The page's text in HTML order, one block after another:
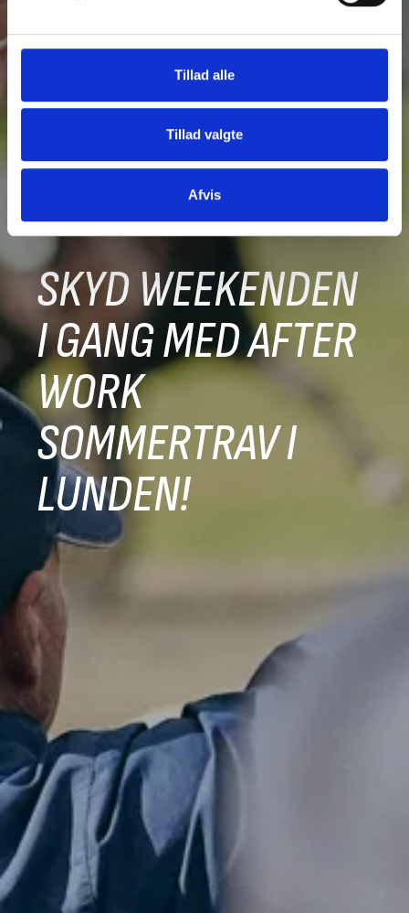
Tillad alle
Tillad valgte
Afvis
SKYD WEEKENDEN
I GANG MED AFTER
WORK
SOMMERTRAV I
LUNDEN!